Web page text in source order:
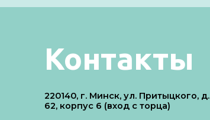
Контакты
220140, г. Минск, ул. Притыцкого, д.
62, корпус 6 (вход с торца)